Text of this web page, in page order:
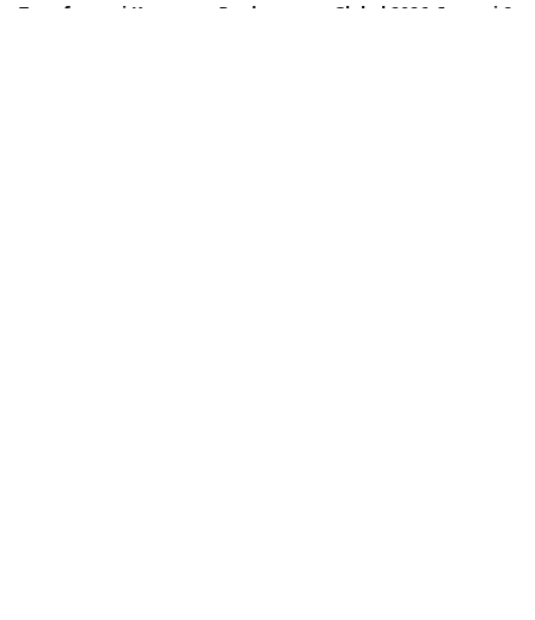
Transformasi Keuangan Perdagangan Global 2026: Inovasi &